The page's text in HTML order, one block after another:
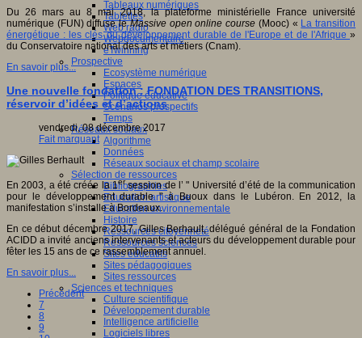
Tableaux numériques
Tablettes
Web radio
Webdocumentaire
eTwinning
Prospective
Ecosystème numérique
Espaces
Politique éducative
Scénarios prospectifs
Temps
Réseaux sociaux
Algorithme
Données
Réseaux sociaux et champ scolaire
Sélection de ressources
Bibliographies
Education artistique
Education environnementale
Histoire
Ressources citoyenneté
Ressources sciences
Sites éducatifs
Sites pédagogiques
Sites ressources
Sciences et techniques
Culture scientifique
Développement durable
Intelligence artificielle
Logiciels libres
Du 26 mars au 8 mai 2018, la plateforme ministérielle France université
numérique (FUN) diffuse leMassive open online course (Mooc) « La transition
énergétique : les clés du développement durable de l'Europe et de l'Afrique »
du Conservatoire national des arts et métiers (Cnam).
En savoir plus...
Une nouvelle fondation : FONDATION DES TRANSITIONS,
réservoir d’idées et d’actions
vendredi, 08 décembre 2017
Fait marquant
En 2003, a été créée la 1ersession de l’ " Université d’été de la communication
pour le développement durable " à Buoux dans le Lubéron. En 2012, la
manifestation s’installe à Bordeaux.
En ce début décembre 2017, Gilles Berhault, délégué général de la Fondation
ACIDD a invité anciens intervenants et acteurs du développement durable pour
fêter les 15 ans de ce rassemblement annuel.
En savoir plus...
Précédent
7
8
9